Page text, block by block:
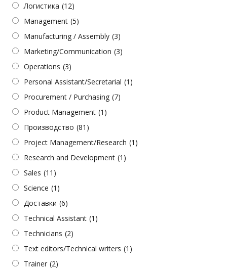
Логистика (12)
Management (5)
Manufacturing / Assembly (3)
Marketing/Communication (3)
Operations (3)
Personal Assistant/Secretarial (1)
Procurement / Purchasing (7)
Product Management (1)
Производство (81)
Project Management/Research (1)
Research and Development (1)
Sales (11)
Science (1)
Доставки (6)
Technical Assistant (1)
Technicians (2)
Text editors/Technical writers (1)
Trainer (2)